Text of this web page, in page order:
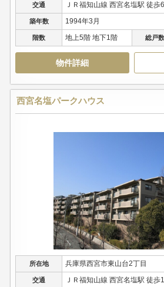
交通 ＪＲ福知山線 西宮名塩駅 徒歩
築年数 1994年3月
階数 地上5階 地下1階 総戸数
物件詳細
西宮名塩パークハウス
所在地 兵庫県西宮市東山台2丁目
交通 ＪＲ福知山線 西宮名塩駅 徒歩